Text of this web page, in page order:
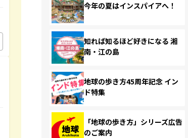
今年の夏はインスパイアへ！
知れば知るほど好きになる 湘
南・江の島
地球の歩き方45周年記念 イン
ド特集
「地球の歩き方」シリーズ広告
のご案内